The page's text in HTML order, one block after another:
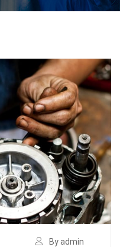
By admin